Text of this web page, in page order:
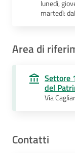
lunedì,
martedì:
Area di
Settore
del
Via
Contatti